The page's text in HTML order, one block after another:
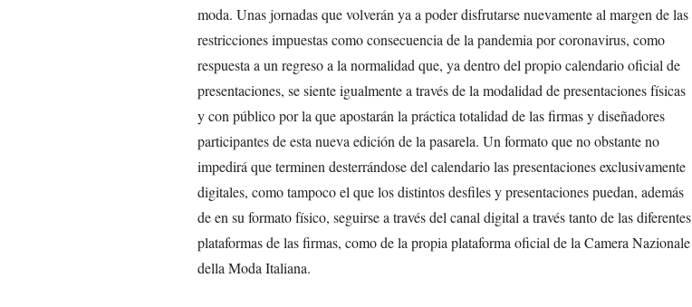
moda. Unas jornadas que volverán ya a poder disfrutarse nuevamente al margen de las
restricciones impuestas como consecuencia de la pandemia por coronavirus, como
respuesta a un regreso a la normalidad que, ya dentro del propio calendario oficial de
presentaciones, se siente igualmente a través de la modalidad de presentaciones físicas
y con público por la que apostarán la práctica totalidad de las firmas y diseñadores
participantes de esta nueva edición de la pasarela. Un formato que no obstante no
impedirá que terminen desterrándose del calendario las presentaciones exclusivamente
digitales, como tampoco el que los distintos desfiles y presentaciones puedan, además
de en su formato físico, seguirse a través del canal digital a través tanto de las diferentes
plataformas de las firmas, como de la propia plataforma oficial de la Camera Nazionale
della Moda Italiana.